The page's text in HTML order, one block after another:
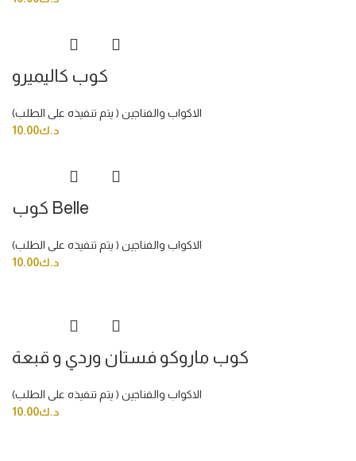
كوب كاليميرو
الاكواب والفناجين ( يتم تنفيذه على الطلب)
د.ك10.00
كوب Belle
الاكواب والفناجين ( يتم تنفيذه على الطلب)
د.ك10.00
كوب ماروكو فستان وردي و قبعة
الاكواب والفناجين ( يتم تنفيذه على الطلب)
د.ك10.00